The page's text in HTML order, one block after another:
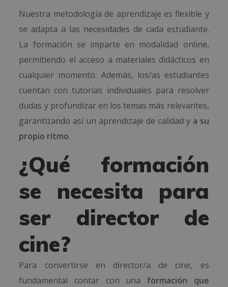
Nuestra metodología de aprendizaje es flexible y
se adapta a las necesidades de cada estudiante.
La formación se imparte en modalidad online,
permitiendo el acceso a materiales didácticos en
cualquier momento. Además, los/as estudiantes
cuentan con tutorías individuales para resolver
dudas y profundizar en los temas más relevantes,
garantizando así un aprendizaje de calidad y a su
propio ritmo.
¿Qué formación
se necesita para
ser director de
cine?
Para convertirse en director/a de cine, es
fundamental contar con una formación que